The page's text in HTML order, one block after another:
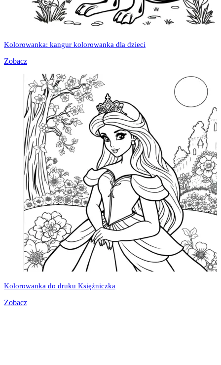
Kolorowanka: kangur kolorowanka dla dzieci
Zobacz
Kolorowanka do druku Księżniczka
Zobacz